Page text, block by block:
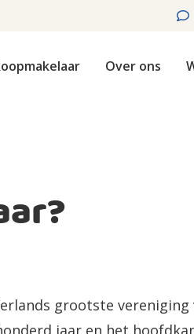
Over ons
grootste vereniging
jaar en het